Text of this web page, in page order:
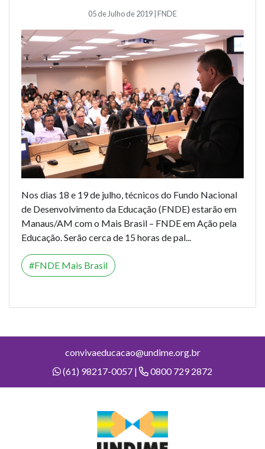
05 de Julho de 2019 | FNDE
Nos dias 18 e 19 de julho, técnicos do Fundo Nacional
de Desenvolvimento da Educação (FNDE) estarão em
Manaus/AM com o Mais Brasil – FNDE em Ação pela
Educação. Serão cerca de 15 horas de pal...
FNDE Mais Brasil
convivaeducacao@undime.org.br
(61) 98217-0057 |
0800 729 2872